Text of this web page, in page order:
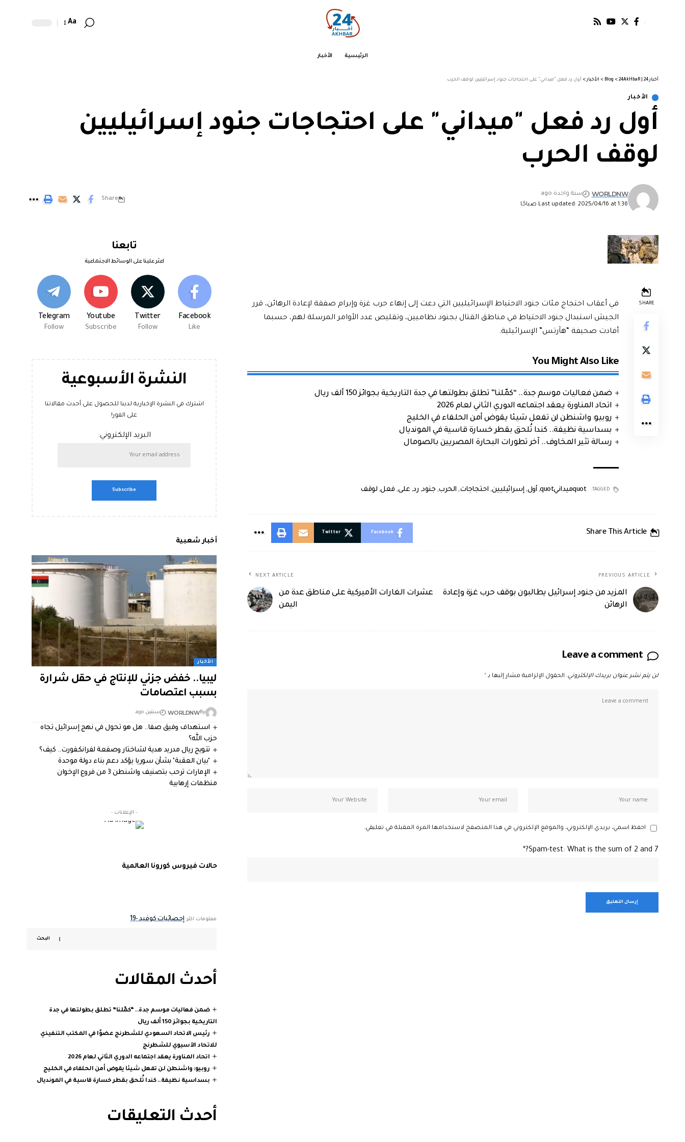
Aa
الرئيسية الأخبار
أخبار 24 | 24AkHbaR >
Blog
> الأخبار > أول رد فعل "ميداني" على احتجاجات جنود إسرائيليين لوقف الحرب
الأخبار
أول رد فعل "ميداني" على احتجاجات جنود إسرائيليين
لوقف الحرب
Last updated: 2025/04/16 at 1:36 صباحًا
WORLDNW
سنة واحدة ago
Share
SHARE
في أعقاب احتجاج مئات جنود الاحتياط الإسرائيليين التي دعت إلى إنهاء حرب غزة وإبرام صفقة لإعادة الرهائن، قرر
الجيش استبدال جنود الاحتياط في مناطق القتال بجنود نظاميين، وتقليص عدد الأوامر المرسلة لهم، حسبما
أفادت صحيفة “هآرتس” الإسرائيلية.
You Might Also Like
ضمن فعاليات موسم جدة.. “كمّلنا” تطلق بطولتها في جدة التاريخية بجوائز 150 ألف ريال
اتحاد المناورة يعقد اجتماعه الدوري الثاني لعام 2026
روبيو: واشنطن لن تفعل شيئا يقوض أمن الحلفاء في الخليج
بسداسية نظيفة.. كندا تُلحق بقطر خسارة قاسية في المونديال
رسالة تثير المخاوف.. آخر تطورات البحارة المصريين بالصومال
TAGGED: quotميدانيquot , أول, إسرائيليين, احتجاجات, الحرب,جنود, رد, على, فعل, لوقف
Share This Article
Facebook
Twitter
PREVIOUS ARTICLE
المزيد من جنود إسرائيل يطالبون بوقف حرب غزة وإعادة
الرهائن
NEXT ARTICLE
عشرات الغارات الأميركية على مناطق عدة من
اليمن
Leave a comment
لن يتم نشر عنوان بريدك الإلكتروني. الحقول الإلزامية مشار إليها بـ*
احفظ اسمي، بريدي الإلكتروني، والموقع الإلكتروني في هذا المتصفح لاستخدامها المرة المقبلة في تعليقي.
Spam-test: What is the sum of 2 and 7?*
تابعنا
اعثر علينا على الوسائط الاجتماعية
Facebook
Like
Twitter
Follow
Youtube
Subscribe
Telegram
Follow
النشرة الأسبوعية
اشترك في النشرة الإخبارية لدينا للحصول على أحدث مقالاتنا
على الفور!
البريد الإلكتروني:
أخبار شعبية
الأخبار
ليبيا.. خفض جزئي للإنتاج في حقل شرارة
بسبب اعتصامات
By
WORLDNW سنتين ago
استهداف وفيق صفا.. هل هو تحول في نهج إسرائيل تجاه
حزب الله؟
تتويج ريال مدريد هدية لشاختار وصفعة لفرانكفورت.. كيف؟
"بيان العقبة" بشأن سوريا يؤكد دعم بناء دولة موحدة
الإمارات ترحب بتصنيف واشنطن 3 من فروع الإخوان
منظمات إرهابية
- الإعلانات -
حالات فيروس كورونا العالمية
معلومات اكثر: إحصائيات كوفيد -19
البحث
أحدث المقالات
ضمن فعاليات موسم جدة.. “كمّلنا” تطلق بطولتها في جدة
التاريخية بجوائز 150 ألف ريال
رئيس الاتحاد السعودي للشطرنج عضوًا في المكتب التنفيذي
للاتحاد الآسيوي للشطرنج
اتحاد المناورة يعقد اجتماعه الدوري الثاني لعام 2026
روبيو: واشنطن لن تفعل شيئا يقوض أمن الحلفاء في الخليج
بسداسية نظيفة.. كندا تُلحق بقطر خسارة قاسية في المونديال
أحدث التعليقات